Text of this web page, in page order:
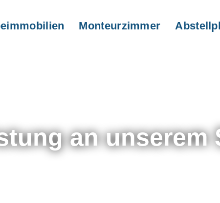
Monteurzimmer
an unserem